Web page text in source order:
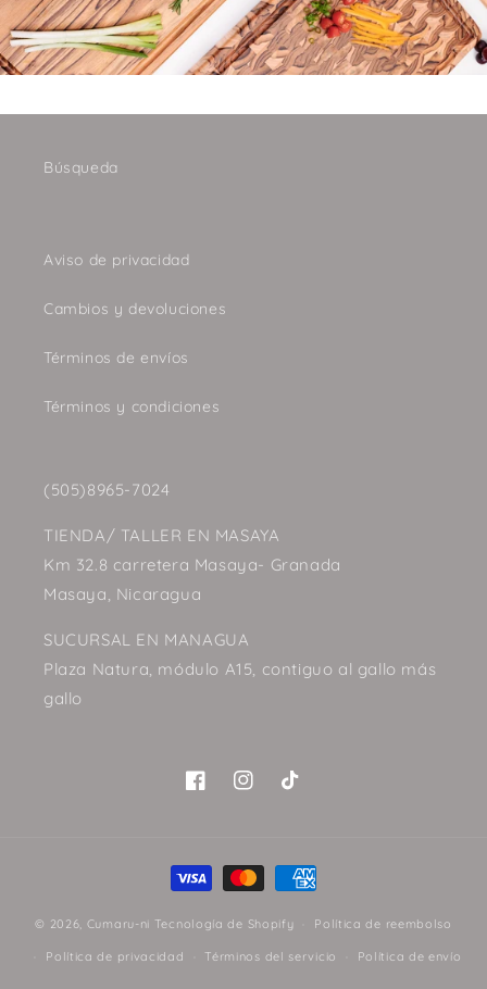
Búsqueda
Aviso de privacidad
Cambios y devoluciones
Términos de envíos
Términos y condiciones
(505)8965-7024
TIENDA/ TALLER EN MASAYA
Km 32.8 carretera Masaya- Granada
Masaya, Nicaragua
SUCURSAL EN MANAGUA
Plaza Natura, módulo A15, contiguo al gallo más
gallo
FacebookInstagram
TikTok
Formas
de
pago
© 2026, Cumaru-ni Tecnología de Shopify Política de reembolso
Política de privacidad Términos del servicio Política de envío